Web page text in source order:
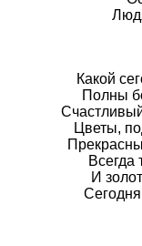
Какой
Полны
Цветы,
Всегда
И